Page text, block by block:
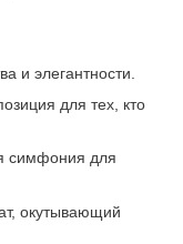
и элегантности.
для тех, кто
симфония для
окутывающий